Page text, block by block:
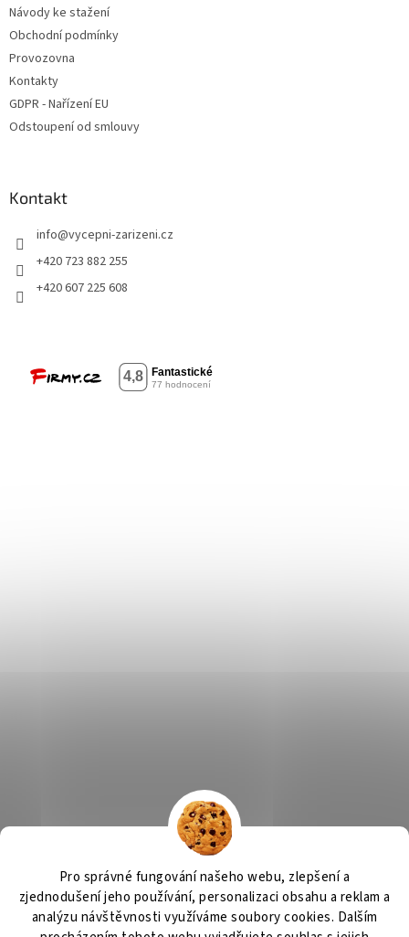
Pro správné fungování našeho webu, zlepšení a
zjednodušení jeho používání, personalizaci obsahu a reklam a
analýzu návštěvnosti využíváme soubory cookies. Dalším
Návody ke stažení
Obchodní podmínky
Provozovna
Kontakty
GDPR - Nařízení EU
Odstoupení od smlouvy
Kontakt
info@vycepni-zarizeni.cz
+420 723 882 255
+420 607 225 608
Výčepní zařízení, chlazení na pivo, chlazení piva OSMO CZ
Barvy Příbram Obchodní podmínky GDPR